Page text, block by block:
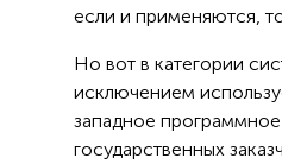
если и применяются,
Но вот в категории
исключением
западное
государственных